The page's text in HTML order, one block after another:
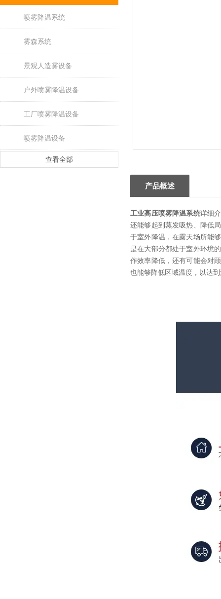
喷雾降温系统
雾森系统
景观人造雾设备
户外喷雾降温设备
工厂喷雾降温设备
喷雾降温设备
查看全部
产品概述
工业高压喷雾降温系统详细
还能够起到蒸发吸热、降低
于室外降温，在露天场所能
是在大部分都处于室外环境
作效率降低，还有可能会对
也能够降低区域温度，以达